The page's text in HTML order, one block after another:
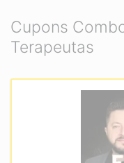
Cupons
Terapeutas